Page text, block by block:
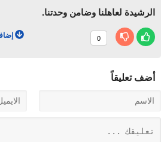
الرشيدة لعاهلنا وضامن وحدتنا.
0
أضف تعليقاً